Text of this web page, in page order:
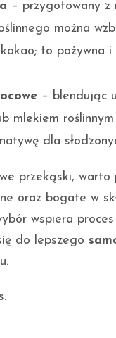
– przygotowany z
można
to pożywna i
– blendując
mlekiem
dla
przekąski, warto
oraz bogate w
wspiera proces
do lepszego